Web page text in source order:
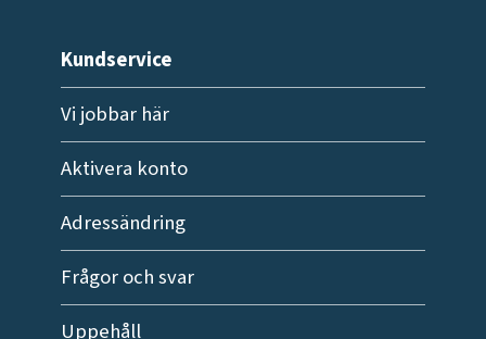
Kundservice
Vi jobbar här
Aktivera konto
Adressändring
Frågor och svar
Uppehåll